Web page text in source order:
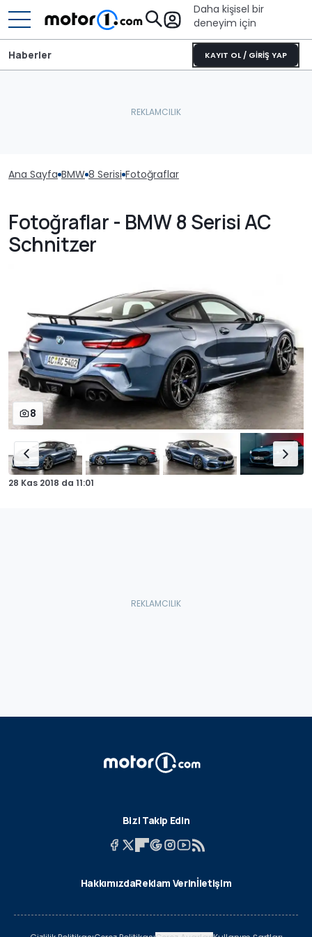
Daha kişisel bir
deneyim için
KAYIT OL / GİRİŞ YAP
Haberler
Ana Sayfa BMW 8 Serisi Fotoğraflar
Fotoğraflar - BMW 8 Serisi AC
Schnitzer
8
28 Kas 2018 da 11:01
Bizi Takip Edin
HakkımızdaReklam Verinİletişim